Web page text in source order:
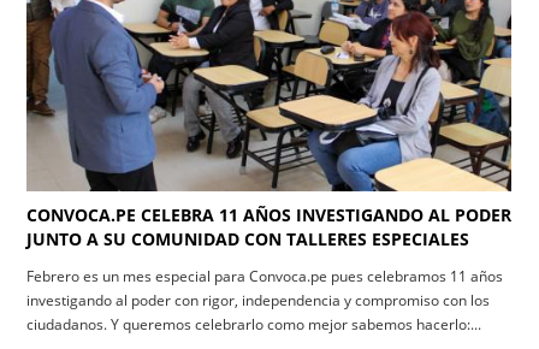
CONVOCA.PE CELEBRA 11 AÑOS INVESTIGANDO AL PODER
JUNTO A SU COMUNIDAD CON TALLERES ESPECIALES
Febrero es un mes especial para Convoca.pe pues celebramos 11 años
investigando al poder con rigor, independencia y compromiso con los
ciudadanos. Y queremos celebrarlo como mejor sabemos hacerlo:...